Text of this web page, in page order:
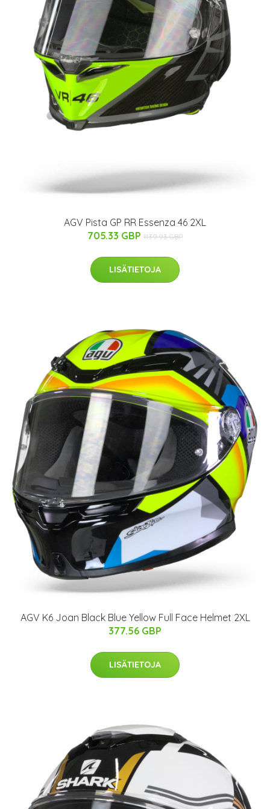
AGV Pista GP RR Essenza 46 2XL
705.33 GBP 1139.93 GBP
LISÄTIETOJA
AGV K6 Joan Black Blue Yellow Full Face Helmet 2XL
377.56 GBP
LISÄTIETOJA